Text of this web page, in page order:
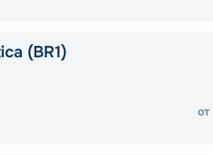
(BR1)
от